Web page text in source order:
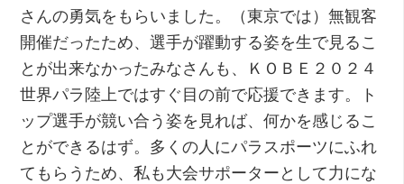
さんの勇気をもらいました。（東京では）無観客
開催だったため、選手が躍動する姿を生で見るこ
とが出来なかったみなさんも、ＫＯＢＥ２０２４
世界パラ陸上ではすぐ目の前で応援できます。ト
ップ選手が競い合う姿を見れば、何かを感じるこ
とができるはず。多くの人にパラスポーツにふれ
てもらうため、私も大会サポーターとして力にな